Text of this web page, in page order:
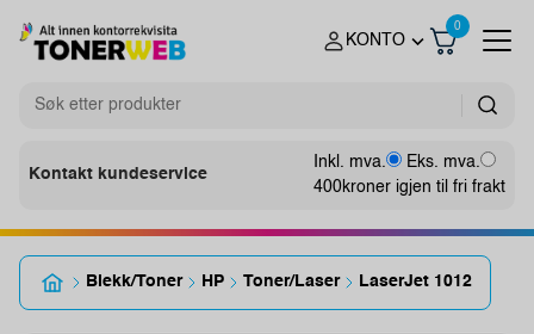
KONTO
0
Kontakt kundeservice
Inkl. mva.
Eks. mva.
400kroner igjen til fri frakt
Blekk/Toner HP Toner/Laser LaserJet 1012